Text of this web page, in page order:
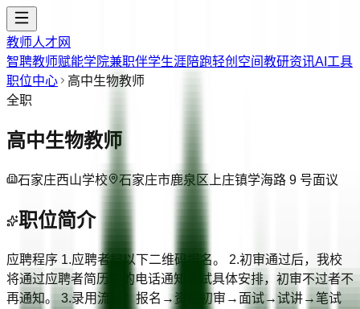
教师人才网
智聘教师赋能学院兼职伴学生涯陪跑轻创空间教研资讯AI工具
职位中心
高中生物教师
全职
高中生物教师
石家庄西山学校 石家庄市鹿泉区上庄镇学海路 9 号面议
职位简介
应聘程序 1.应聘者扫以下二维码报名。 2.初审通过后，我校
将通过应聘者简历中的电话通知面试具体安排，初审不过者不
再通知。 3.录用流程：报名→资格初审→面试→试讲→笔试